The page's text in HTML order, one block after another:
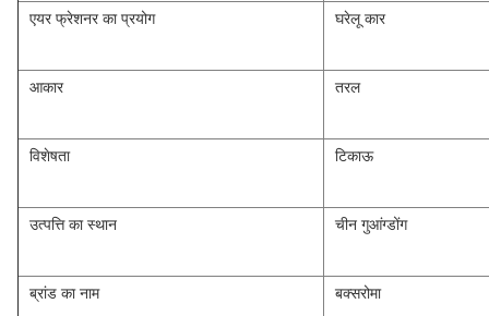
एयर फ्रेशनर का प्रयोग घरेलू कार
आकार तरल
विशेषता टिकाऊ
उत्पत्ति का स्थान चीन गुआंग्डोंग
ब्रांड का नाम बक्सरोमा